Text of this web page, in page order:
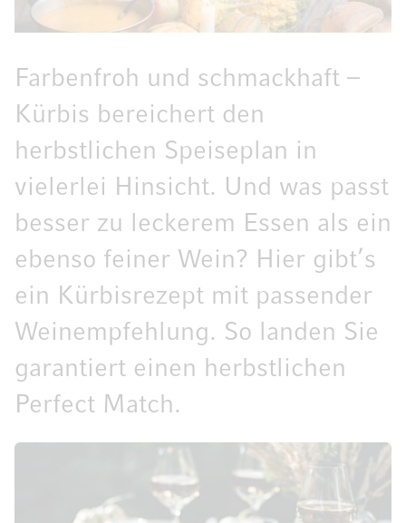
Farbenfroh und schmackhaft –
Kürbis bereichert den
herbstlichen Speiseplan in
vielerlei Hinsicht. Und was passt
besser zu leckerem Essen als ein
ebenso feiner Wein? Hier gibt’s
ein Kürbisrezept mit passender
Weinempfehlung. So landen Sie
garantiert einen herbstlichen
Perfect Match.